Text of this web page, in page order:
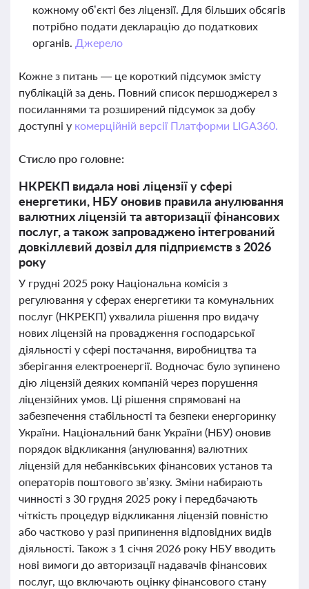
кожному об’єкті без ліцензії. Для більших обсягів
потрібно подати декларацію до податкових
органів. Джерело
Кожне з питань — це короткий підсумок змісту
публікацій за день. Повний список першоджерел з
посиланнями та розширений підсумок за добу
доступні у комерційній версії Платформи LIGA360.
Стисло про головне:
НКРЕКП видала нові ліцензії у сфері
енергетики, НБУ оновив правила анулювання
валютних ліцензій та авторизації фінансових
послуг, а також запроваджено інтегрований
довкіллєвий дозвіл для підприємств з 2026
року
У грудні 2025 року Національна комісія з
регулювання у сферах енергетики та комунальних
послуг (НКРЕКП) ухвалила рішення про видачу
нових ліцензій на провадження господарської
діяльності у сфері постачання, виробництва та
зберігання електроенергії. Водночас було зупинено
дію ліцензій деяких компаній через порушення
ліцензійних умов. Ці рішення спрямовані на
забезпечення стабільності та безпеки енергоринку
України. Національний банк України (НБУ) оновив
порядок відкликання (анулювання) валютних
ліцензій для небанківських фінансових установ та
операторів поштового зв’язку. Зміни набирають
чинності з 30 грудня 2025 року і передбачають
чіткість процедур відкликання ліцензій повністю
або частково у разі припинення відповідних видів
діяльності. Також з 1 січня 2026 року НБУ вводить
нові вимоги до авторизації надавачів фінансових
послуг, що включають оцінку фінансового стану